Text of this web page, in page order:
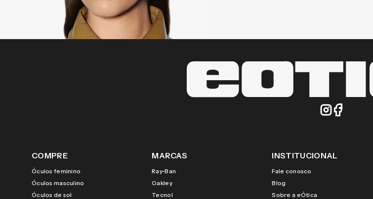
COMPRE
Óculos feminino
Óculos masculino
Óculos de sol
MARCAS
Ray-Ban
Oakley
Tecnol
INSTITUCIONAL
Fale conosco
Blog
Sobre a eÓtica